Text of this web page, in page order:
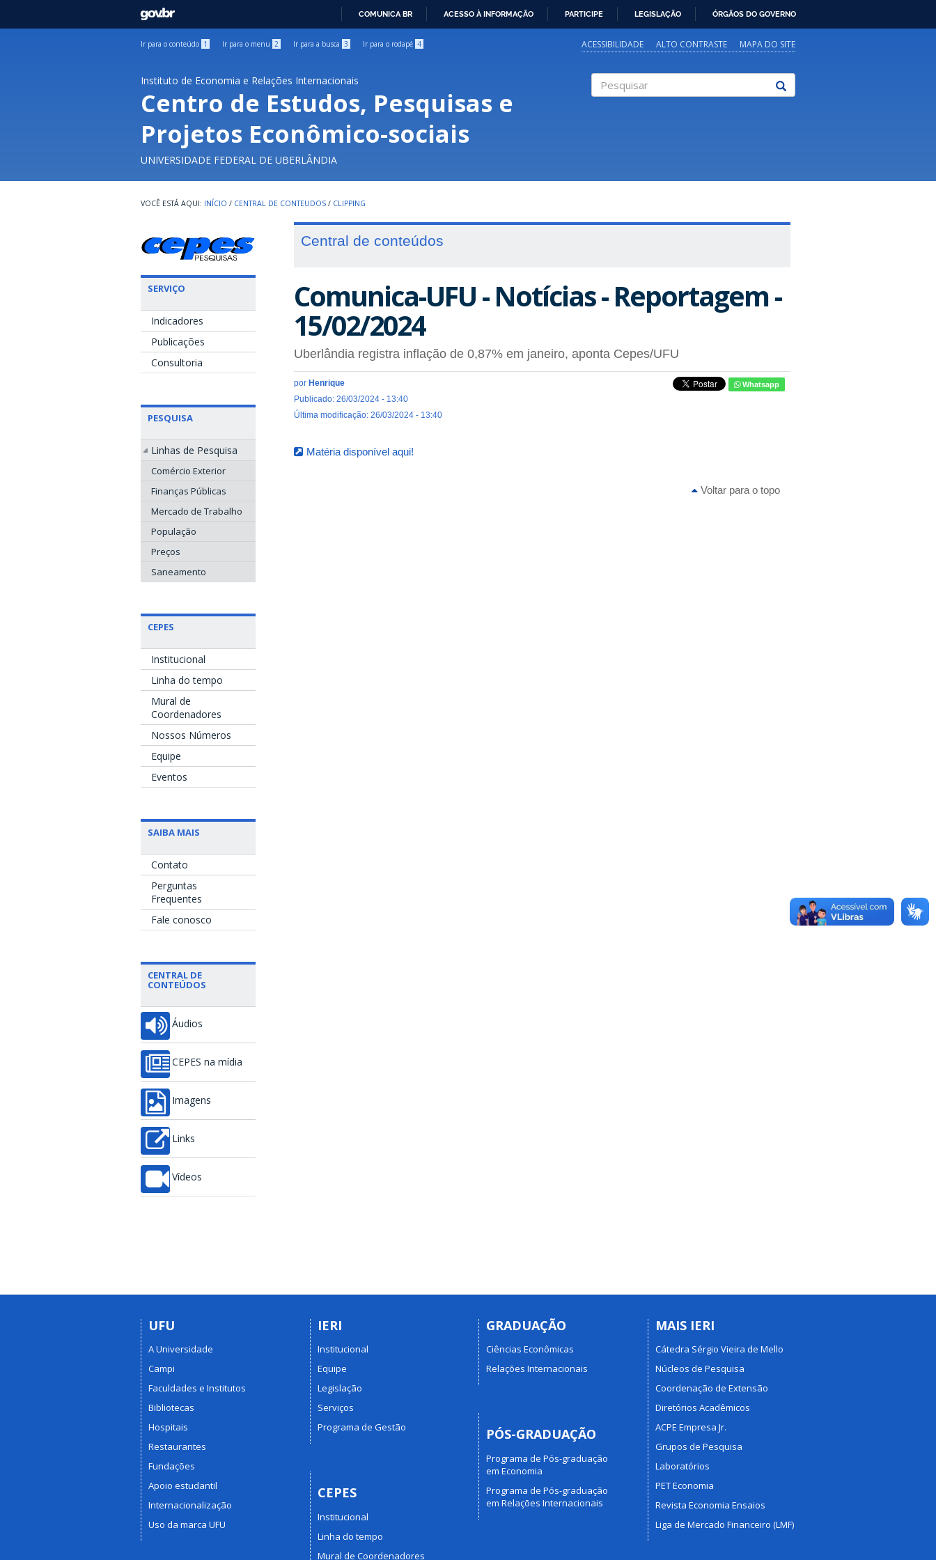
GOVBR
COMUNICA BR ACESSO À INFORMAÇÃO PARTICIPE LEGISLAÇÃO ÓRGÃOS DO GOVERNO
Ir para o conteúdo 1 Ir para o menu 2 Ir para a busca 3 Ir para o rodapé 4 ACESSIBILIDADE ALTO CONTRASTE MAPA DO SITE
Instituto de Economia e Relações Internacionais
Centro de Estudos, Pesquisas e
Projetos Econômico-sociais
UNIVERSIDADE FEDERAL DE UBERLÂNDIA
INÍCIO / CENTRAL DE CONTEUDOS / CLIPPING
SERVIÇO
Indicadores
Publicações
Consultoria
PESQUISA
Linhas de Pesquisa
Comércio Exterior
Finanças Públicas
Mercado de Trabalho
População
Preços
Saneamento
CEPES
Institucional
Linha do tempo
Mural de
Coordenadores
Nossos Números
Equipe
Eventos
SAIBA MAIS
Contato
Perguntas
Frequentes
Fale conosco
CENTRAL DE
CONTEÚDOS
Áudios
CEPES na mídia
Imagens
Links
Vídeos
Central de conteúdos
Comunica-UFU - Notícias - Reportagem -
15/02/2024
Uberlândia registra inflação de 0,87% em janeiro, aponta Cepes/UFU
por Henrique
Publicado: 26/03/2024 - 13:40
Última modificação: 26/03/2024 - 13:40
Whatsapp
Matéria disponível aqui!
Voltar para o topo
UFU
A Universidade
Campi
Faculdades e Institutos
Bibliotecas
Hospitais
Restaurantes
Fundações
Apoio estudantil
Internacionalização
Uso da marca UFU
IERI
Institucional
Equipe
Legislação
Serviços
Programa de Gestão
CEPES
Institucional
Linha do tempo
Mural de Coordenadores
GRADUAÇÃO
Ciências Econômicas
Relações Internacionais
PÓS-GRADUAÇÃO
Programa de Pós-graduação
em Economia
Programa de Pós-graduação
em Relações Internacionais
MAIS IERI
Cátedra Sérgio Vieira de Mello
Núcleos de Pesquisa
Coordenação de Extensão
Diretórios Acadêmicos
ACPE Empresa Jr.
Grupos de Pesquisa
Laboratórios
PET Economia
Revista Economia Ensaios
Liga de Mercado Financeiro (LMF)